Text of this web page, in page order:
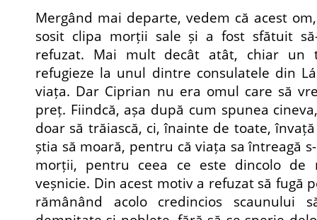
Mergând mai departe, vedem că acest
sosit clipa morții sale și a fost sfătuit
refuzat. Mai mult decât atât, chiar un
refugieze la unul dintre consulatele din
viața. Dar Ciprian nu era omul care să
preț. Fiindcă, așa după cum spunea
doar să trăiască, ci, înainte de toate,
știa să moară, pentru că viața sa întreagă
morții, pentru ceea ce este dincolo de
veșnicie. Din acest motiv a refuzat să fugă
rămânând acolo credincios scaunului